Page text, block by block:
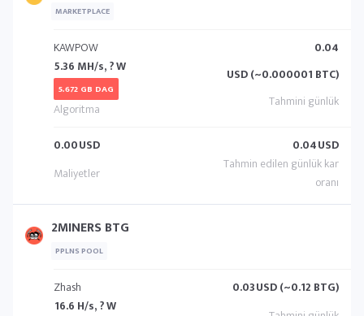
MARKETPLACE
KAWPOW
5.36 MH/s, ? W
5.672 GB DAG
0.04
USD (~0.000001 BTC)
0.00USD 0.04USD
2MINERS BTG
PPLNS POOL
Zhash
16.6 H/s, ? W
0.03USD (~0.12 BTG)